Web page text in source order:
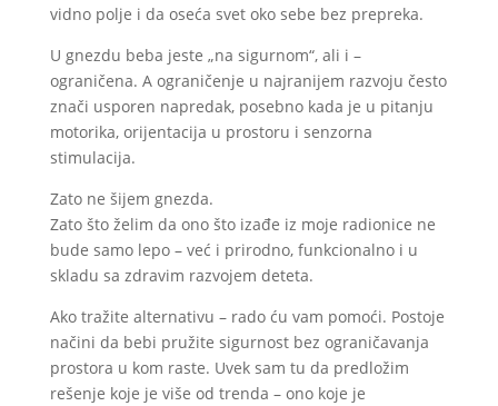
vidno polje i da oseća svet oko sebe bez prepreka.
U gnezdu beba jeste „na sigurnom“, ali i –
ograničena. A ograničenje u najranijem razvoju često
znači usporen napredak, posebno kada je u pitanju
motorika, orijentacija u prostoru i senzorna
stimulacija.
Zato ne šijem gnezda.
Zato što želim da ono što izađe iz moje radionice ne
bude samo lepo – već i prirodno, funkcionalno i u
skladu sa zdravim razvojem deteta.
Ako tražite alternativu – rado ću vam pomoći. Postoje
načini da bebi pružite sigurnost bez ograničavanja
prostora u kom raste. Uvek sam tu da predložim
rešenje koje je više od trenda – ono koje je